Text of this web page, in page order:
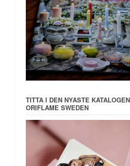
TITTA I DEN NYASTE
ORIFLAME SWEDEN